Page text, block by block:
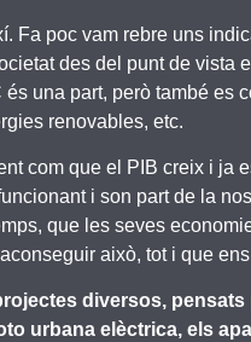
Fa poc vam rebre uns
des del punt de
una part, però també
renovables, etc.
com que el PIB creix i ja
i son part de la
que les seves
això, tot i que
diversos,
urbana elèctrica, els